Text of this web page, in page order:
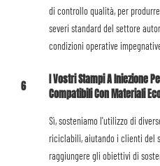
di controllo qualità, per
severi standard del settore
condizioni operative
6
I Vostri Stampi A Iniezione
Compatibili Con Materiali
Sì, sosteniamo l'utilizzo di
riciclabili, aiutando i clienti del
raggiungere gli obiettivi di